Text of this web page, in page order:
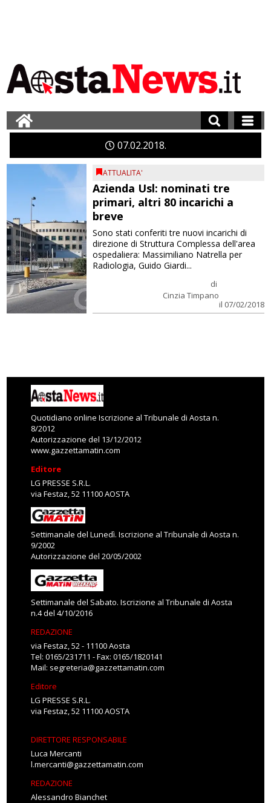
0702 2018
ATTUALITA'
Azienda Usl: nominati tre
primari, altri 80 incarichi a
breve
di
Cinzia Timpano
il 07/02/2018
Sono stati conferiti tre nuovi incarichi di
direzione di Struttura Complessa dell'area
ospedaliera: Massimiliano Natrella per
Radiologia, Guido Giardi...
Quotidiano online Iscrizione al Tribunale di Aosta n.
8/2012
Autorizzazione del 13/12/2012
www.gazzettamatin.com
Editore
LG PRESSE S.R.L.
via Festaz, 52 11100 AOSTA
Settimanale del Lunedì. Iscrizione al Tribunale di Aosta n.
9/2002
Autorizzazione del 20/05/2002
Settimanale del Sabato. Iscrizione al Tribunale di Aosta
n.4 del 4/10/2016
REDAZIONE
via Festaz, 52 - 11100 Aosta
Tel: 0165/231711 - Fax: 0165/1820141
Mail: segreteria@gazzettamatin.com
Editore
LG PRESSE S.R.L.
via Festaz, 52 11100 AOSTA
DIRETTORE RESPONSABILE
Luca Mercanti
l.mercanti@gazzettamatin.com
REDAZIONE
Alessandro Bianchet